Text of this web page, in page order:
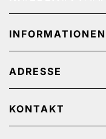
Startseite
Über uns
Jobs
Sendungsverfolgung
INFORMATIONEN
Datenschutz
AGB
Rücksendung
ADRESSE
NiceBeauty ApS
Stærevej 2,
6705 Esbjerg,
KONTAKT
Kundenservice: